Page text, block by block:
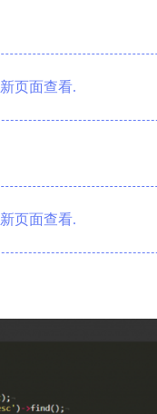
页面查看.
页面查看.